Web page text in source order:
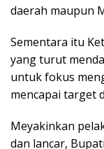
daerah maupun
Sementara itu
yang turut
untuk fokus
mencapai target
Meyakinkan
dan lancar,